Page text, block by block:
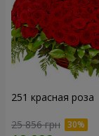
251 красная роза
25 856 грн